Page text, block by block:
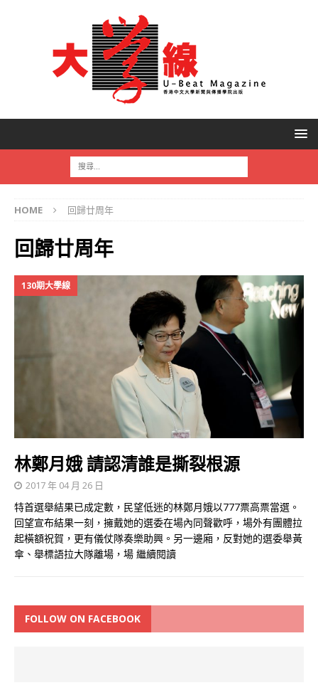
HOME 回歸廿周年
回歸廿周年
130期大學線
林鄭月娥 請認清誰是撕裂根源
2017 年 04 月 26 日
特首選舉結果已成定數，民望低迷的林鄭月娥以777票高票當選。
回望宣布結果一刻，擁戴她的選委在場內同聲歡呼，場外有團體拉
起橫額祝賀，更有儀仗隊奏樂助興。另一邊廂，反對她的選委舉黃
傘、舉標語拉大隊離場，場 繼續閱讀
FOLLOW ON FACEBOOK